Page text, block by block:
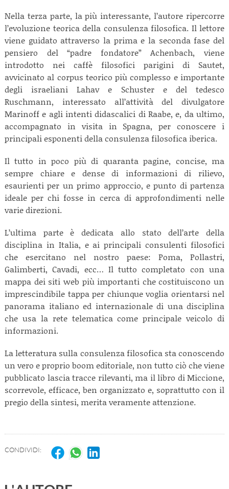
Nella terza parte, la più interessante, l’autore ripercorre
l’evoluzione teorica della consulenza filosofica. Il lettore
viene guidato attraverso la prima e la seconda fase del
pensiero del “padre fondatore” Achenbach, viene
introdotto nei caffè filosofici parigini di Sautet,
avvicinato al corpus teorico più complesso e importante
degli israeliani Lahav e Schuster e del tedesco
Ruschmann, interessato all’attività del divulgatore
Marinoff e agli intenti didascalici di Raabe, e, da ultimo,
accompagnato in visita in Spagna, per conoscere i
principali esponenti della consulenza filosofica iberica.
Il tutto in poco più di quaranta pagine, concise, ma
sempre chiare e dense di informazioni di rilievo,
esaurienti per un primo approccio, e punto di partenza
ideale per chi fosse in cerca di approfondimenti nelle
varie direzioni.
L’ultima parte è dedicata allo stato dell’arte della
disciplina in Italia, e ai principali consulenti filosofici
che esercitano nel nostro paese: Poma, Pollastri,
Galimberti, Cavadi, ecc… Il tutto completato con una
mappa dei siti web più importanti che costituiscono un
imprescindibile tappa per chiunque voglia orientarsi nel
panorama italiano ed internazionale di una disciplina
che usa la rete telematica come principale veicolo di
informazioni.
La letteratura sulla consulenza filosofica sta conoscendo
un vero e proprio boom editoriale, non tutto ciò che viene
pubblicato lascia tracce rilevanti, ma il libro di Miccione,
scorrevole, efficace, ben organizzato e, soprattutto con il
pregio della sintesi, merita veramente attenzione.
CONDIVIDI: